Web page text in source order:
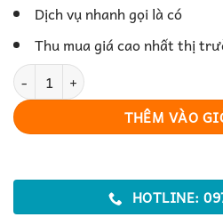
Dịch vụ nhanh gọi là có
Thu mua giá cao nhất thị
Tivi – Giải Trí Hiện Đại Cho Gia Đình
THÊM VÀO
HOTLINE: